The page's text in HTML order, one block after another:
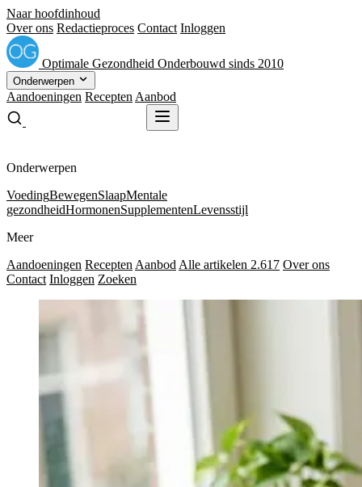
Naar hoofdinhoud
Over ons Redactieproces Contact Inloggen
Optimale Gezondheid Onderbouwd sinds 2010
Onderwerpen
Aandoeningen Recepten Aanbod
Onderwerpen
VoedingBewegenSlaapMentale
gezondheidHormonenSupplementenLevensstijl
Meer
Aandoeningen Recepten Aanbod Alle artikelen 2.617 Over ons
Contact Inloggen Zoeken